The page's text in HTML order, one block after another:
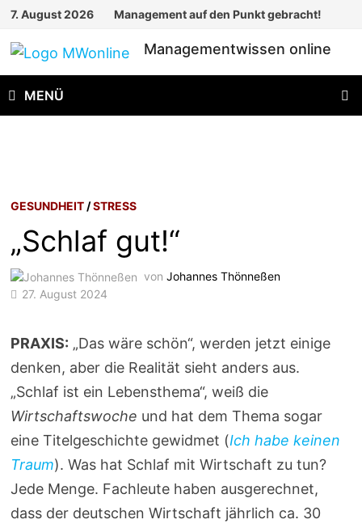
Zum
springen
7. August 2026 Management auf den Punkt gebracht!
Managementwissen online
MENÜ
GESUNDHEIT /STRESS
„Schlaf gut!“
vonJohannes Thönneßen
27. August 2024
PRAXIS: „Das wäre schön“, werden jetzt einige
denken, aber die Realität sieht anders aus.
„Schlaf ist ein Lebensthema“, weiß die
Wirtschaftswoche und hat dem Thema sogar
eine Titelgeschichte gewidmet (Ich habe keinen
Traum). Was hat Schlaf mit Wirtschaft zu tun?
Jede Menge. Fachleute haben ausgerechnet,
dass der deutschen Wirtschaft jährlich ca. 30